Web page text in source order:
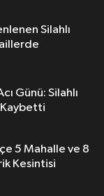
Günü: Silahlı
Kaybetti
5 Mahalle ve 8
Kesintisi